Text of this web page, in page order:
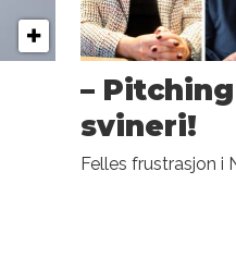
–
svineri!
Felles frustrasjon i